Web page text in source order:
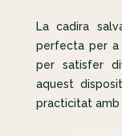
La cadira
perfecta per a
per satisfer
aquest
practicitat amb